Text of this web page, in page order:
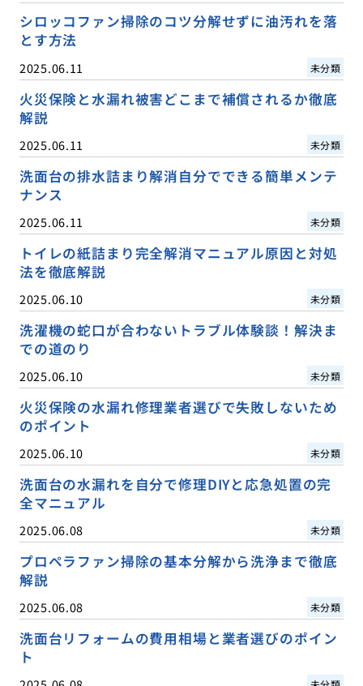
シロッコファン掃除のコツ分解せずに油汚れを落
とす方法
2025.06.11 未分類
火災保険と水漏れ被害どこまで補償されるか徹底
解説
2025.06.11 未分類
洗面台の排水詰まり解消自分でできる簡単メンテ
ナンス
2025.06.11 未分類
トイレの紙詰まり完全解消マニュアル原因と対処
法を徹底解説
2025.06.10 未分類
洗濯機の蛇口が合わないトラブル体験談！解決ま
での道のり
2025.06.10 未分類
火災保険の水漏れ修理業者選びで失敗しないため
のポイント
2025.06.10 未分類
洗面台の水漏れを自分で修理DIYと応急処置の完
全マニュアル
2025.06.08 未分類
プロペラファン掃除の基本分解から洗浄まで徹底
解説
2025.06.08 未分類
洗面台リフォームの費用相場と業者選びのポイン
ト